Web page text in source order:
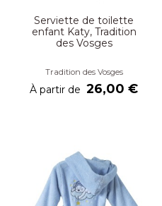
Serviette de toilette
enfant Katy, Tradition
des Vosges
Tradition des Vosges
À partir de 26,00 €